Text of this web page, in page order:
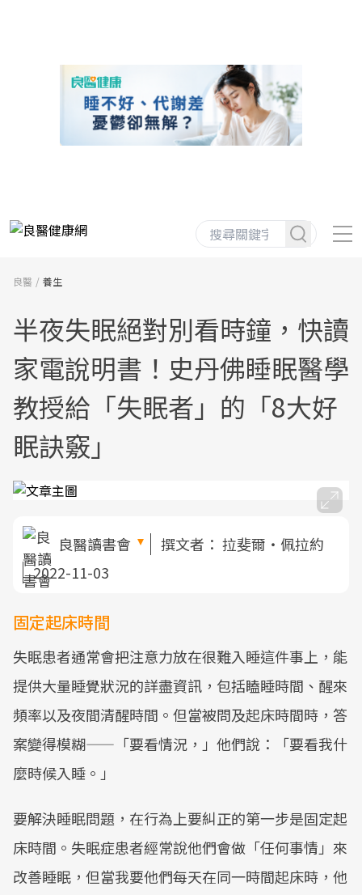
良醫 養生
半夜失眠絕對別看時鐘，快讀
家電說明書！史丹佛睡眠醫學
教授給「失眠者」的「8大好
眠訣竅」
良醫讀書會 撰文者： 拉斐爾・佩拉約
2022-11-03
固定起床時間
失眠患者通常會把注意力放在很難入睡這件事上，能
提供大量睡覺狀況的詳盡資訊，包括瞌睡時間、醒來
頻率以及夜間清醒時間。但當被問及起床時間時，答
案變得模糊——「要看情況，」他們說：「要看我什
麼時候入睡。」
要解決睡眠問題，在行為上要糾正的第一步是固定起
床時間。失眠症患者經常說他們會做「任何事情」來
改善睡眠，但當我要他們每天在同一時間起床時，他